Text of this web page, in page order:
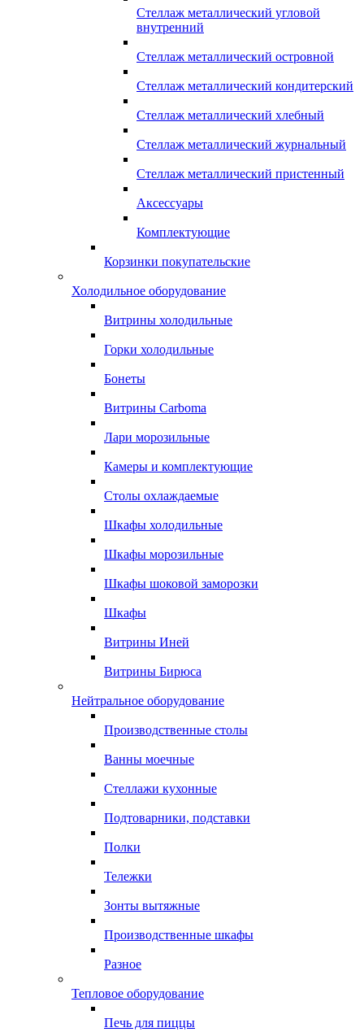
Стеллаж металлический угловой
внутренний
Стеллаж металлический островной
Стеллаж металлический кондитерский
Стеллаж металлический хлебный
Стеллаж металлический журнальный
Стеллаж металлический пристенный
Аксессуары
Комплектующие
Корзинки покупательские
Холодильное оборудование
Витрины холодильные
Горки холодильные
Бонеты
Витрины Carboma
Лари морозильные
Камеры и комплектующие
Столы охлаждаемые
Шкафы холодильные
Шкафы морозильные
Шкафы шоковой заморозки
Шкафы
Витрины Иней
Витрины Бирюса
Нейтральное оборудование
Производственные столы
Ванны моечные
Стеллажи кухонные
Подтоварники, подставки
Полки
Тележки
Зонты вытяжные
Производственные шкафы
Разное
Тепловое оборудование
Печь для пиццы